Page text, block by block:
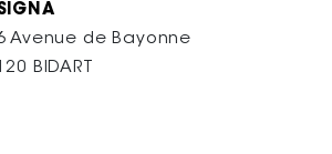
Avenue de Bayonne
BIDART